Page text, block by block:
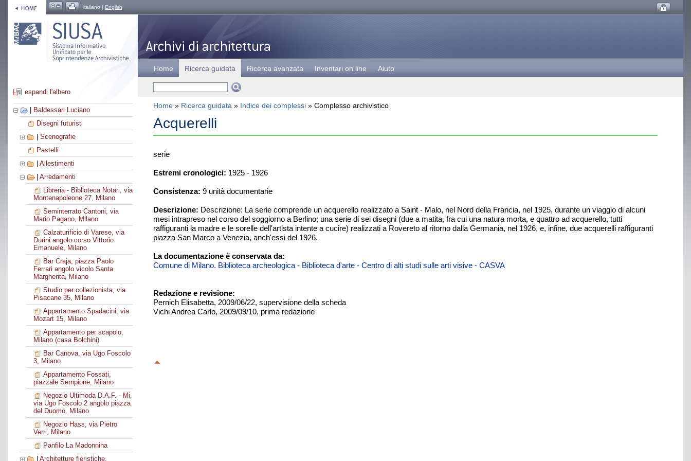
italiano | English
espandi l'albero
Baldessari Luciano
Disegni futuristi
Scenografie
Pastelli
Allestimenti
Arredamenti
Libreria - Biblioteca Notari, via
Montenapoleone 27, Milano
Seminterrato Cantoni, via
Mario Pagano, Milano
Calzaturificio di Varese, via
Durini angolo corso Vittorio
Emanuele, Milano
Bar Craja, piazza Paolo
Ferrari angolo vicolo Santa
Margherita, Milano
Studio per collezionista, via
Pisacane 35, Milano
Appartamento Spadacini, via
Mozart 15, Milano
Appartamento per scapolo,
Milano (casa Bolchini)
Bar Canova, via Ugo Foscolo
3, Milano
Appartamento Fossati,
piazzale Sempione, Milano
Negozio Ultimoda D.A.F. - Mi,
via Ugo Foscolo 2 angolo piazza
del Duomo, Milano
Negozio Hass, via Pietro
Verri, Milano
Panfilo La Madonnina
Architetture fieristiche,
Home Ricerca guidata Ricerca avanzata Inventari on line Aiuto
Home » Ricerca guidata » Indice dei complessi » Complesso archivistico
Acquerelli
serie
Estremi cronologici: 1925 - 1926
Consistenza: 9 unità documentarie
Descrizione: Descrizione: La serie comprende un acquerello realizzato a Saint - Malo, nel Nord della Francia, nel 1925, durante un viaggio di alcuni
mesi intrapreso nel corso del soggiorno a Berlino; una serie di sei disegni (due a matita, fra cui una natura morta, e quattro ad acquerello, tutti
raffiguranti la madre e le sorelle dell'artista intente a cucire) realizzati a Rovereto al ritorno dalla Germania, nel 1926, e, infine, due acquerelli raffiguranti
piazza San Marco a Venezia, anch'essi del 1926.
La documentazione è conservata da:
Comune di Milano. Biblioteca archeologica - Biblioteca d'arte - Centro di alti studi sulle arti visive - CASVA
Redazione e revisione:
Pernich Elisabetta, 2009/06/22, supervisione della scheda
Vichi Andrea Carlo, 2009/09/10, prima redazione